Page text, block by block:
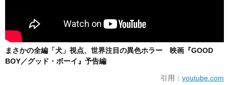
まさかの全編「犬」視点、世界注目の異色ホラー 映画『GOOD
BOY／グッド・ボーイ』予告編
引用： youtube.com